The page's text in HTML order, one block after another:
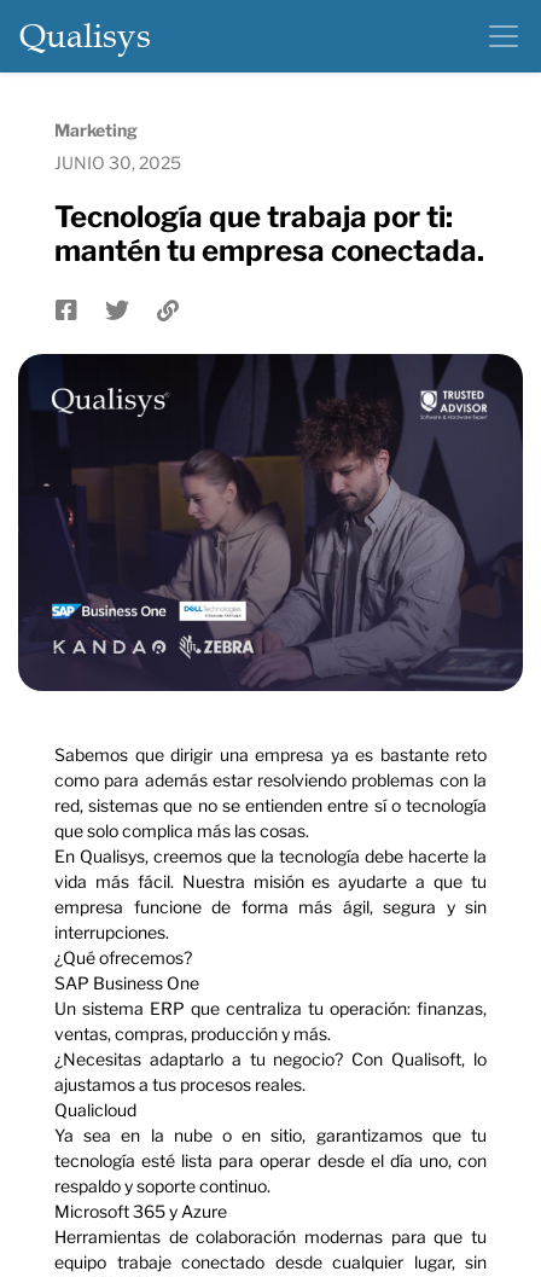
Qualisys
Marketing
JUNIO 30, 2025
Tecnología que trabaja por ti:
mantén tu empresa conectada.
Sabemos que dirigir una empresa ya es bastante reto
como para además estar resolviendo problemas con la
red, sistemas que no se entienden entre sí o tecnología
que solo complica más las cosas.
En Qualisys, creemos que la tecnología debe hacerte la
vida más fácil. Nuestra misión es ayudarte a que tu
empresa funcione de forma más ágil, segura y sin
interrupciones.
¿Qué ofrecemos?
SAP Business One
Un sistema ERP que centraliza tu operación: finanzas,
ventas, compras, producción y más.
¿Necesitas adaptarlo a tu negocio? Con Qualisoft, lo
ajustamos a tus procesos reales.
Qualicloud
Ya sea en la nube o en sitio, garantizamos que tu
tecnología esté lista para operar desde el día uno, con
respaldo y soporte continuo.
Microsoft 365 y Azure
Herramientas de colaboración modernas para que tu
equipo trabaje conectado desde cualquier lugar, sin